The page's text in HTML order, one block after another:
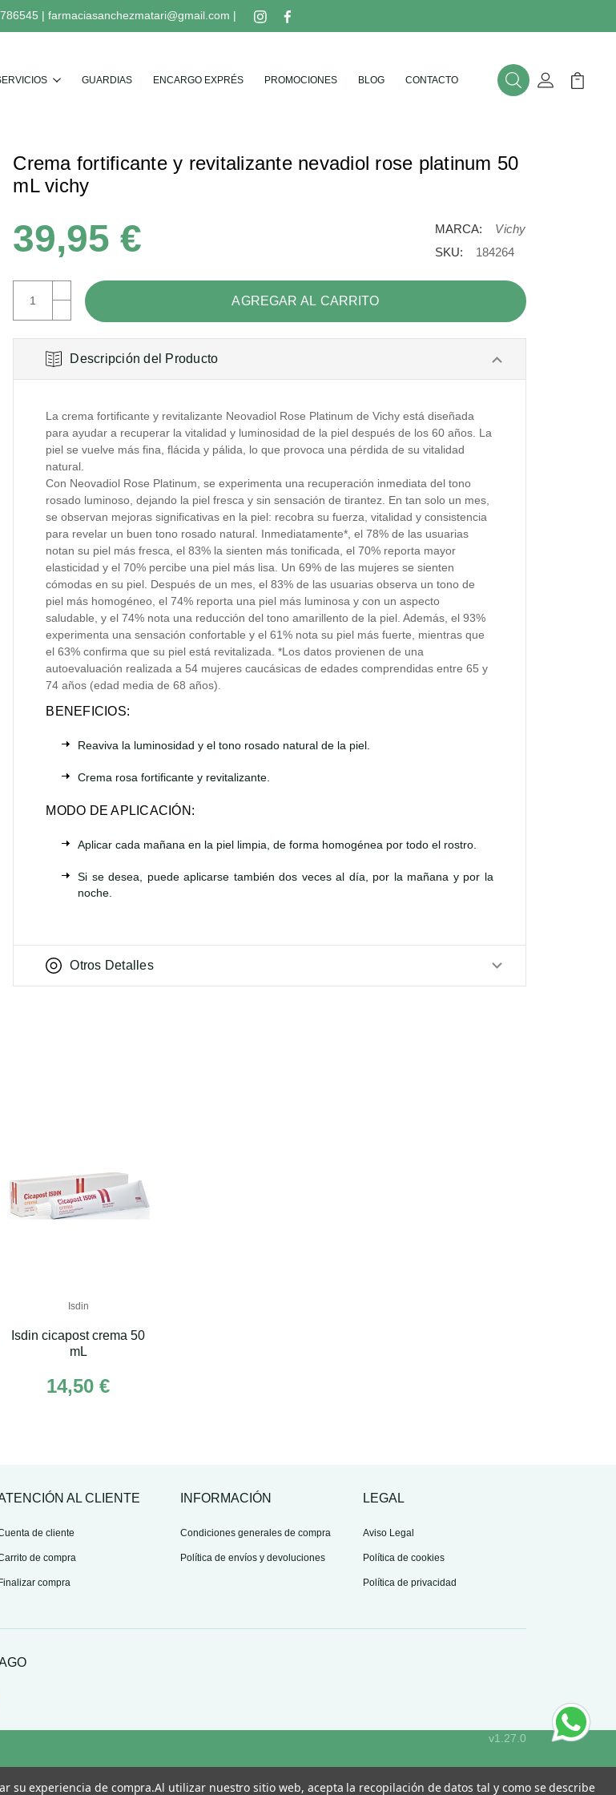
| farmaciasanchezmatari@gmail.com |
GUARDIAS ENCARGO EXPRÉS PROMOCIONES BLOG CONTACTO BuscarMi Cuenta
Mi
Crema fortificante y revitalizante nevadiol rose platinum 50
mL vichy
39,95 €
AUMENTAR
CANTIDAD:
DISMINUIR
CANTIDAD:
MARCA:
Vichy
SKU:
184264
Descripción del Producto
La crema fortificante y revitalizante Neovadiol Rose Platinum de Vichy está diseñada
para ayudar a recuperar la vitalidad y luminosidad de la piel después de los 60 años. La
piel se vuelve más fina, flácida y pálida, lo que provoca una pérdida de su vitalidad
natural.
Con Neovadiol Rose Platinum, se experimenta una recuperación inmediata del tono
rosado luminoso, dejando la piel fresca y sin sensación de tirantez. En tan solo un mes,
se observan mejoras significativas en la piel: recobra su fuerza, vitalidad y consistencia
para revelar un buen tono rosado natural. Inmediatamente*, el 78% de las usuarias
notan su piel más fresca, el 83% la sienten más tonificada, el 70% reporta mayor
elasticidad y el 70% percibe una piel más lisa. Un 69% de las mujeres se sienten
cómodas en su piel. Después de un mes, el 83% de las usuarias observa un tono de
piel más homogéneo, el 74% reporta una piel más luminosa y con un aspecto
saludable, y el 74% nota una reducción del tono amarillento de la piel. Además, el 93%
experimenta una sensación confortable y el 61% nota su piel más fuerte, mientras que
el 63% confirma que su piel está revitalizada. *Los datos provienen de una
autoevaluación realizada a 54 mujeres caucásicas de edades comprendidas entre 65 y
74 años (edad media de 68 años).
BENEFICIOS:
Reaviva la luminosidad y el tono rosado natural de la piel.
Crema rosa fortificante y revitalizante.
MODO DE APLICACIÓN:
Aplicar cada mañana en la piel limpia, de forma homogénea por todo el rostro.
Si se desea, puede aplicarse también dos veces al día, por la mañana y por la
noche.
Otros Detalles
Isdin
Isdin cicapost crema 50
mL
14,50 €
AL CLIENTE
de cliente
de compra
Finalizar compra
INFORMACIÓN
Condiciones generales de compra
Política de envíos y devoluciones
LEGAL
Aviso Legal
Política de cookies
Política de privacidad
v1.27.0
su experiencia de compra.Al utilizar nuestro sitio web, acepta la recopilación de datos tal y como se describe